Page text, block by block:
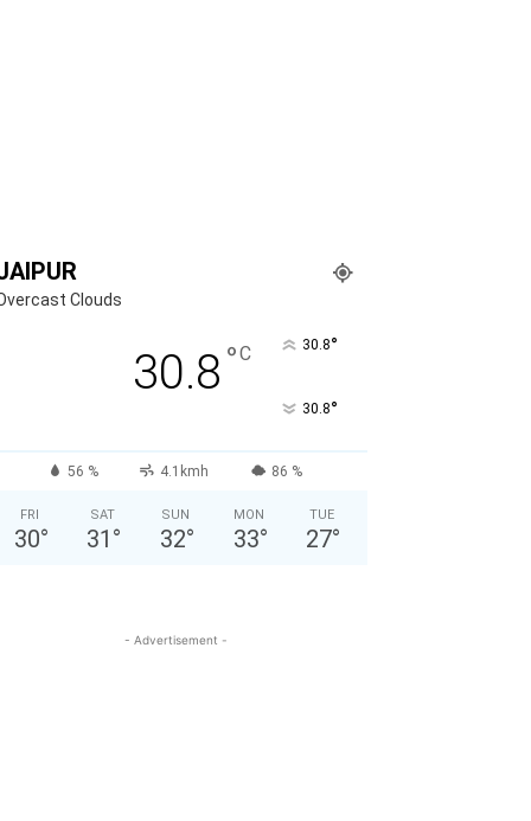
Clouds
30.8 °C 30.8°
30.8°
56 % 4.1kmh 86 %
FRI
30°
SAT
31 °
SUN
32°
MON
33°
TUE
27°
- Advertisement -